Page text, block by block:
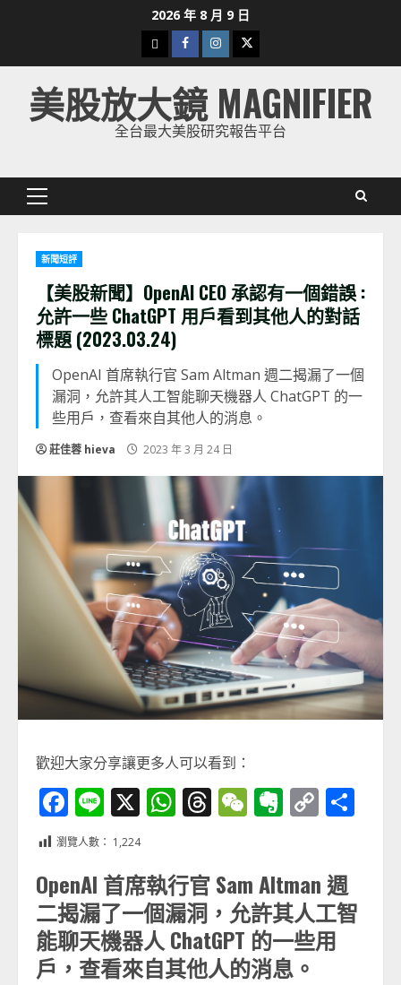
2026 年 8 月 9 日
下
載
美
股
Facebook
Instagram
Twitter
美股放大鏡 MAGNIFIER
全台最大美股研究報告平台
Primary
新聞短評
【美股新聞】OpenAI CEO 承認有一個錯誤 :
允許一些 ChatGPT 用戶看到其他人的對話
標題 (2023.03.24)
OpenAI 首席執行官 Sam Altman 週二揭漏了一個
漏洞，允許其人工智能聊天機器人 ChatGPT 的一
些用戶，查看來自其他人的消息。
莊佳蓉 hieva 2023 年 3 月 24 日
歡迎大家分享讓更多人可以看到：
Facebook
Line
X WhatsApp
Threads
WeChat
Evernote
Copy
瀏覽人數： 1,224
OpenAI 首席執行官 Sam Altman 週
二揭漏了一個漏洞，允許其人工智
能聊天機器人 ChatGPT 的一些用
戶，查看來自其他人的消息。